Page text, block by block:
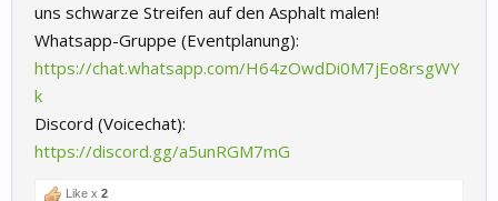
uns schwarze Streifen auf den Asphalt malen!
Whatsapp-Gruppe (Eventplanung):
https://chat.whatsapp.com/H64zOwdDi0M7jEo8rsgWY
k
Discord (Voicechat):
https://discord.gg/a5unRGM7mG
Like x 2